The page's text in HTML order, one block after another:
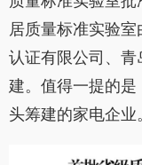
居质量标准实验
认证有限公司、
建。值得一提的
头筹建的家电企业